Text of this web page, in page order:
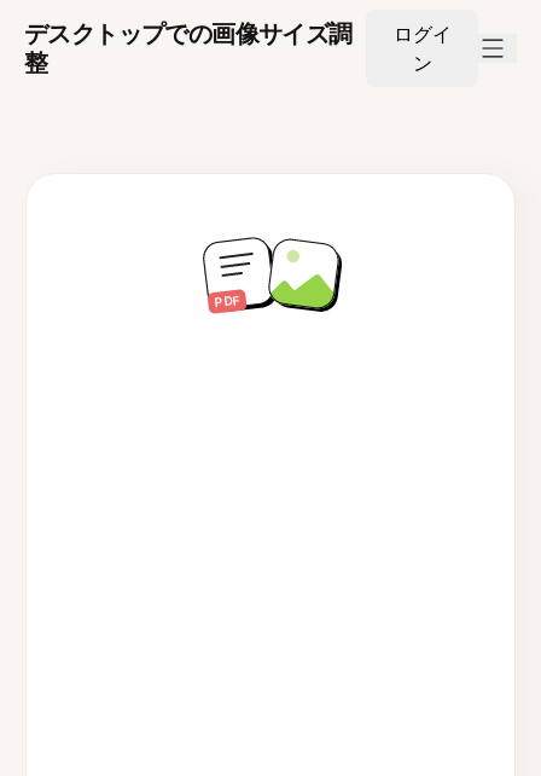
デスクトップでの画像サイズ調
整
ログイ
ン